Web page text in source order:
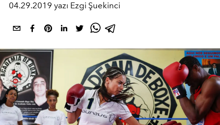
04.29.2019 yazı Ezgi Şuekinci